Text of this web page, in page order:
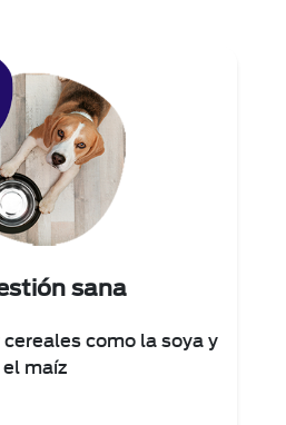
sana
como la soya y
el maíz